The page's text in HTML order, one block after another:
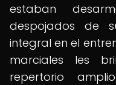
estaban
despojados de
integral en el
marciales les
repertorio